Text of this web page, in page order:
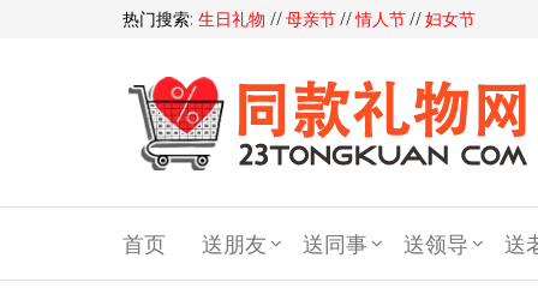
热门搜索: 生日礼物 //母亲节//情人节//妇女节
款
礼
首页 送朋友 送同事 送领导 送